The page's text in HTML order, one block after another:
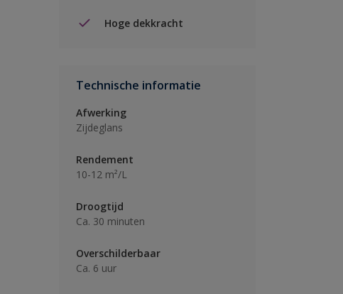
Hoge dekkracht
Technische informatie
Afwerking
Zijdeglans
Rendement
10-12 m²/L
Droogtijd
Ca. 30 minuten
Overschilderbaar
Ca. 6 uur